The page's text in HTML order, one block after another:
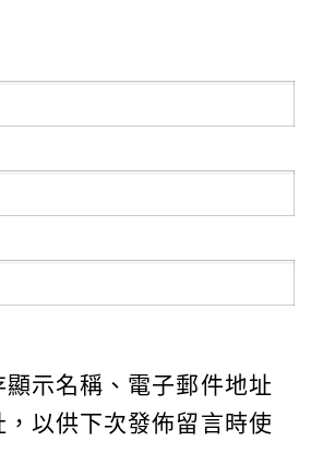
顯示名稱、電子郵件地址
以供下次發佈留言時使